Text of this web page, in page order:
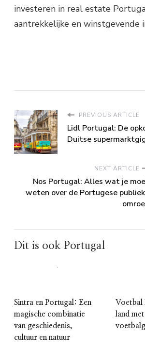
investeren in real estate
aantrekkelijke en winstgevende
PREVIOUS ARTICLE
Lidl Portugal: De
Duitse
NEXT ARTICLE
Nos Portugal: Alles wat je
weten over de Portugese
Dit is ook Portugal
Sintra en Portugal: Een
magische combinatie
van geschiedenis,
cultuur en natuur
Voetbal
land